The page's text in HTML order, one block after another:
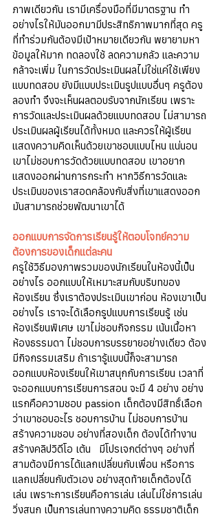
ภาพเดียวกัน เรามีเครื่องมือที่มีมาตรฐาน ทำ
อย่างไรให้มันออกมามีประสิทธิภาพมากที่สุด ครู
ที่ทำร่วมกันต้องมีเป้าหมายเดียวกัน พยายามหา
ข้อมูลให้มาก ทดลองใช้ ลดความกลัว และความ
กล้าจะเพิ่ม ในการวัดประเมินผลไม่ใช่แค่ใช้เพียง
แบบทดสอบ ยังมีแบบประเมินรูปแบบอื่นๆ ครูต้อง
ลองทำ จึงจะเห็นผลตอบรับจากนักเรียน เพราะ
การวัดและประเมินผลด้วยแบบทดสอบ ไม่สามารถ
ประเมินผลผู้เรียนได้ทั้งหมด และควรให้ผู้เรียน
แสดงความคิดเห็นด้วยเขาชอบแบบไหน แน่นอน
เขาไม่ชอบการวัดด้วยแบบทดสอบ เขาอยาก
แสดงออกผ่านการกระทำ หากวิธีการวัดและ
ประเมินของเราสอดคล้องกับสิ่งที่เขาแสดงออก
มันสามารถช่วยพัฒนาเขาได้
ออกแบบการจัดการเรียนรู้ให้ตอบโจทย์ความ
ต้องการของเด็กแต่ละคน
ครูใช้วิธีมองภาพรวมของนักเรียนในห้องนี้เป็น
อย่างไร ออกแบบให้เหมาะสมกับบริบทของ
ห้องเรียน ซึ่งเราต้องประเมินเขาก่อน ห้องเขาเป็น
อย่างไร เราจะได้เลือกรูปแบบการเรียนรู้ เช่น
ห้องเรียนพิเศษ เขาไม่ชอบกิจกรรม เน้นเนื้อหา
ห้องธรรมดา ไม่ชอบการบรรยายอย่างเดียว ต้อง
มีกิจกรรมเสริม ถ้าเรารู้แบบนี้ก็จะสามารถ
ออกแบบห้องเรียนให้เขาสนุกกับการเรียน เวลาที่
จะออกแบบการเรียนการสอน จะมี 4 อย่าง อย่าง
แรกคือความชอบ passion เด็กต้องมีสิทธิ์เลือก
ว่าเขาชอบอะไร ชอบการบ้าน ไม่ชอบการบ้าน
สร้างความชอบ อย่างที่สองเด็ก ต้องได้ทำงาน
สร้างคลิปวิดีโอ เต้น   มีโปรเจกต์ต่างๆ อย่างที่
สามต้องมีการได้แลกเปลี่ยนกับเพื่อน หรือการ
แลกเปลี่ยนกับตัวเอง อย่างสุดท้ายเด็กต้องได้
เล่น เพราะการเรียนคือการเล่น เล่นไม่ใช่การเล่น
วิ่งสนุก เป็นการเล่นทางความคิด ธรรมชาติเด็ก